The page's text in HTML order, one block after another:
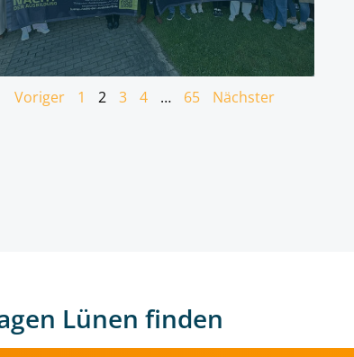
Voriger 1 2 3 4 … 65 Nächster
Lünen finden